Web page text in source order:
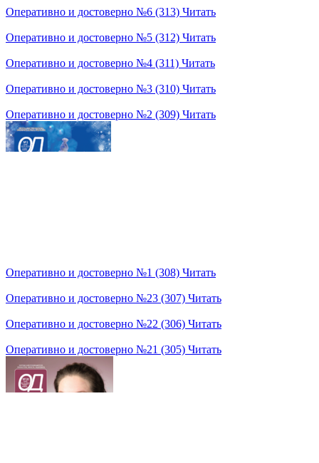
Оперативно и достоверно №6 (313) Читать
Оперативно и достоверно №5 (312) Читать
Оперативно и достоверно №4 (311) Читать
Оперативно и достоверно №3 (310) Читать
Оперативно и достоверно №2 (309) Читать
Оперативно и достоверно №1 (308) Читать
Оперативно и достоверно №23 (307) Читать
Оперативно и достоверно №22 (306) Читать
Оперативно и достоверно №21 (305) Читать